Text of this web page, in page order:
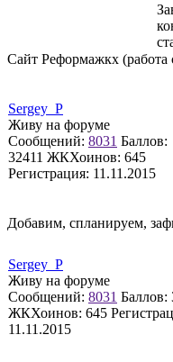
Сайт Реформажкх
Sergey_P
Живу на форуме
Сообщений: 8031 Баллов:
32411 ЖКХоинов: 645
Регистрация: 11.11.2015
Добавим, спланируем,
Sergey_P
Живу на форуме
Сообщений: 8031 Баллов:
ЖКХоинов: 645
11.11.2015